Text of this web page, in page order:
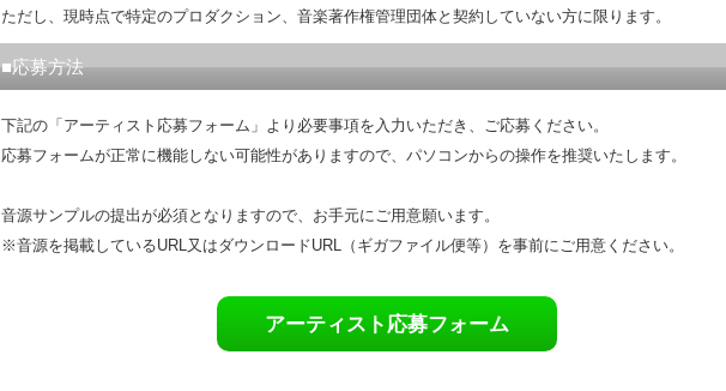
ただし、現時点で特定のプロダクション、音楽著作権管理団体と契約していない方に限ります。
■応募方法
下記の「アーティスト応募フォーム」より必要事項を入力いただき、ご応募ください。
応募フォームが正常に機能しない可能性がありますので、パソコンからの操作を推奨いたします。
音源サンプルの提出が必須となりますので、お手元にご用意願います。
※音源を掲載しているURL又はダウンロードURL（ギガファイル便等）を事前にご用意ください。
アーティスト応募フォーム